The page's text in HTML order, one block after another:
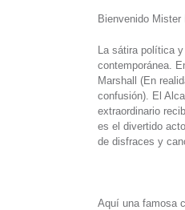
Bienvenido
La sátira política
contemporánea.
Marshall (En
confusión). El
extraordinario
es el divertido
de disfraces y
Aquí una famosa